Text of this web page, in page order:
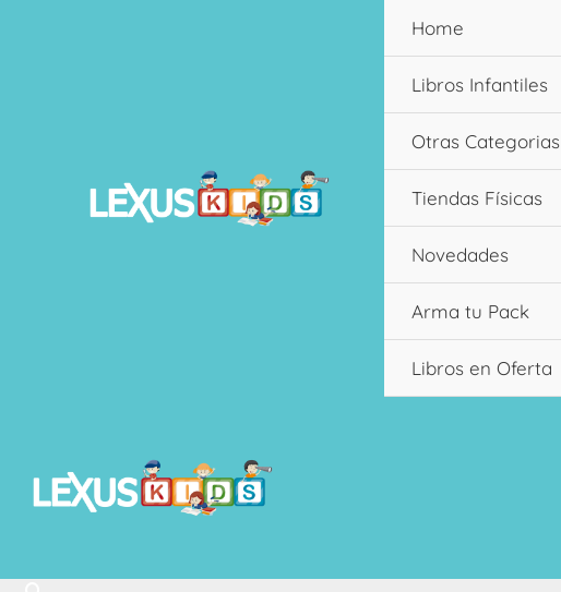
Home
Libros Infantiles
Otras Categorias
Tiendas Físicas
Novedades
Arma tu Pack
Libros en Oferta